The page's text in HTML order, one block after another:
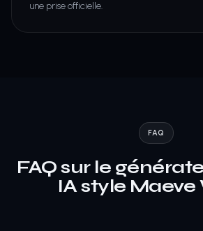
une prise officielle.
FAQ
FAQ sur le
IA style Maeve